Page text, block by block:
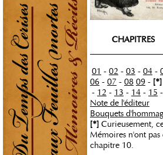
CHAPITRES
01 - 02 - 03 - 04 -
06 - 07 - 08 09 - [*]
- 12 - 13 - 14 - 15 -
Note de l'éditeur
Bouquets
[*] Curieusement,
Mémoires n'ont pas
chapitre 10.